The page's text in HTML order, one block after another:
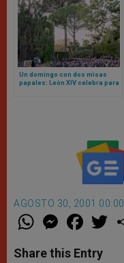
Un domingo con dos misas
papales: León XIV celebra para
AGOSTO 30, 2001 00:00
W
t
s
M
e
s
e
F
a
e
b
w
Share this Entry